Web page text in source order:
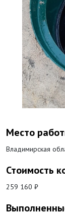
Место
Владимирская
Стоимость
259 160 ₽